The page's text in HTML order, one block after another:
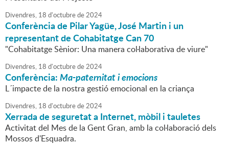
Divendres, 18 d'octubrede2024
Conferència de Pilar Yagüe, José Martin i un
representant de Cohabitatge Can 70
"Cohabitatge Sènior: Una manera col·laborativa de viure"
Divendres, 18 d'octubrede2024
Conferència:Ma-paternitat i emocions
L´impacte de la nostra gestió emocional en la criança
Divendres, 18 d'octubrede2024
Xerrada de seguretat a Internet, mòbil i tauletes
Activitat del Mes de la Gent Gran, amb la col·laboració dels
Mossos d'Esquadra.